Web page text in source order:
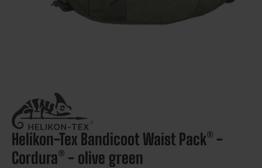
Helikon-Tex Bandicoot Waist Pack® -
Cordura® - olive green